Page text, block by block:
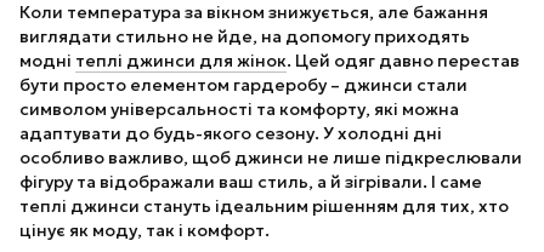
Коли температура за вікном знижується, але бажання
виглядати стильно не йде, на допомогу приходять
модні теплі джинси для жінок. Цей одяг давно перестав
бути просто елементом гардеробу – джинси стали
символом універсальності та комфорту, які можна
адаптувати до будь-якого сезону. У холодні дні
особливо важливо, щоб джинси не лише підкреслювали
фігуру та відображали ваш стиль, а й зігрівали. І саме
теплі джинси стануть ідеальним рішенням для тих, хто
цінує як моду, так і комфорт.